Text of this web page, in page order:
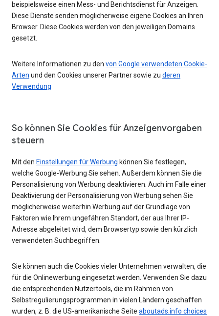
beispielsweise einen Mess- und Berichtsdienst für Anzeigen.
Diese Dienste senden möglicherweise eigene Cookies an Ihren
Browser. Diese Cookies werden von den jeweiligen Domains
gesetzt.
Weitere Informationen zu den von Google verwendeten Cookie-
Arten und den Cookies unserer Partner sowie zu deren
Verwendung
So können Sie Cookies für Anzeigenvorgaben
steuern
Mit den Einstellungen für Werbung können Sie festlegen,
welche Google-Werbung Sie sehen. Außerdem können Sie die
Personalisierung von Werbung deaktivieren. Auch im Falle einer
Deaktivierung der Personalisierung von Werbung sehen Sie
möglicherweise weiterhin Werbung auf der Grundlage von
Faktoren wie Ihrem ungefähren Standort, der aus Ihrer IP-
Adresse abgeleitet wird, dem Browsertyp sowie den kürzlich
verwendeten Suchbegriffen.
Sie können auch die Cookies vieler Unternehmen verwalten, die
für die Onlinewerbung eingesetzt werden. Verwenden Sie dazu
die entsprechenden Nutzertools, die im Rahmen von
Selbstregulierungsprogrammen in vielen Ländern geschaffen
wurden, z. B. die US-amerikanische Seite aboutads.info choices